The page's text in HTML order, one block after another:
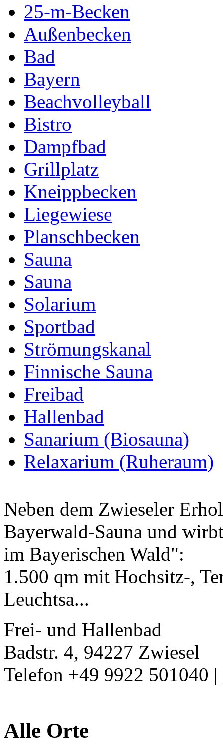
25-m-Becken
Außenbecken
Bad
Bayern
Beachvolleyball
Bistro
Dampfbad
Grillplatz
Kneippbecken
Liegewiese
Planschbecken
Sauna
Sauna
Solarium
Sportbad
Strömungskanal
Finnische Sauna
Freibad
Hallenbad
Sanarium (Biosauna)
Relaxarium (Ruheraum)
Neben dem Zwieseler
Bayerwald-Sauna und
im Bayerischen Wald":
1.500 qm mit Hochsitz-,
Leuchtsa...
Frei- und Hallenbad
Badstr. 4, 94227 Zwiesel
Telefon +49 9922 501040 |
Alle Orte